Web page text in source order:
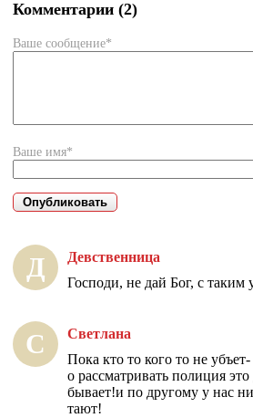
Комментарии (2)
Ваше сообщение*
Ваше имя*
Д Девственница
Господи, не дай Бог, с таким
С Светлана
Пока кто то кого то не
о рассматривать полиция
бывает!и по другому у нас
тают!